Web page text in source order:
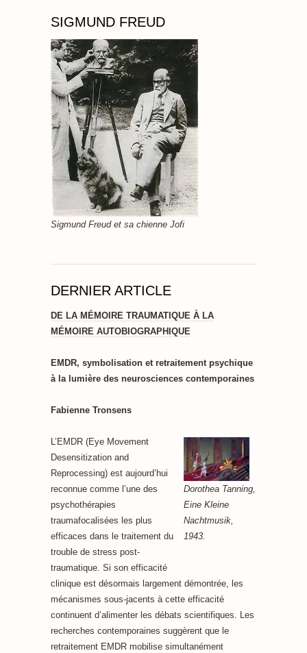
SIGMUND FREUD
Sigmund Freud et sa chienne Jofi
DERNIER ARTICLE
DE LA MÉMOIRE TRAUMATIQUE À LA
MÉMOIRE AUTOBIOGRAPHIQUE
EMDR, symbolisation et retraitement psychique
à la lumière des neurosciences contemporaines
Fabienne Tronsens
Dorothea Tanning,
Eine Kleine
Nachtmusik,
1943.
L’EMDR (Eye Movement
Desensitization and
Reprocessing) est aujourd’hui
reconnue comme l’une des
psychothérapies
traumafocalisées les plus
efficaces dans le traitement du
trouble de stress post-
traumatique. Si son efficacité
clinique est désormais largement démontrée, les
mécanismes sous-jacents à cette efficacité
continuent d’alimenter les débats scientifiques. Les
recherches contemporaines suggèrent que le
retraitement EMDR mobilise simultanément